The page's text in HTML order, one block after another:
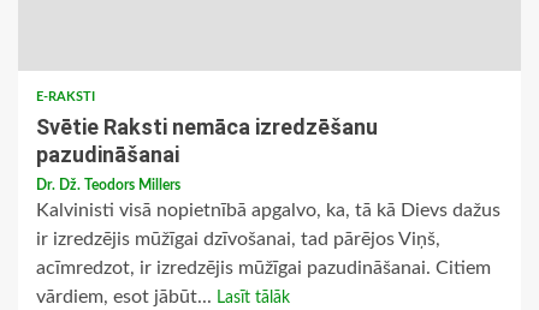
E-RAKSTI
Svētie Raksti nemāca izredzēšanu
pazudināšanai
Dr. Dž. Teodors Millers
Kalvinisti visā nopietnībā apgalvo, ka, tā kā Dievs dažus
ir izredzējis mūžīgai dzīvošanai, tad pārējos Viņš,
acīmredzot, ir izredzējis mūžīgai pazudināšanai. Citiem
vārdiem, esot jābūt... Lasīt tālāk